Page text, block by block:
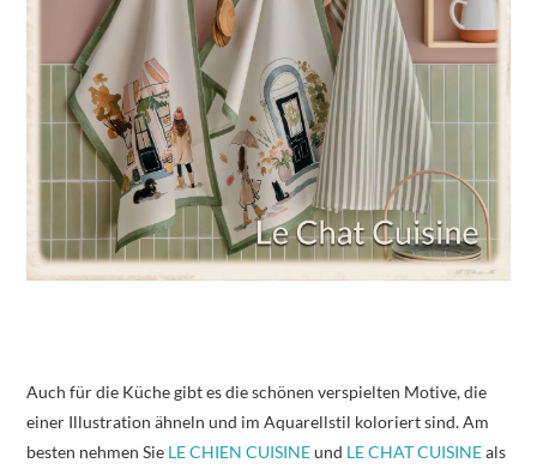
Auch für die Küche gibt es die schönen verspielten Motive, die
einer Illustration ähneln und im Aquarellstil koloriert sind. Am
besten nehmen Sie LE CHIEN CUISINEund LE CHAT CUISINEals